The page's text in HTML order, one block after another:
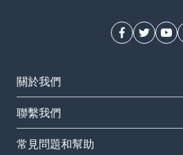
關於我們
聯繫我們
常見問題和幫助